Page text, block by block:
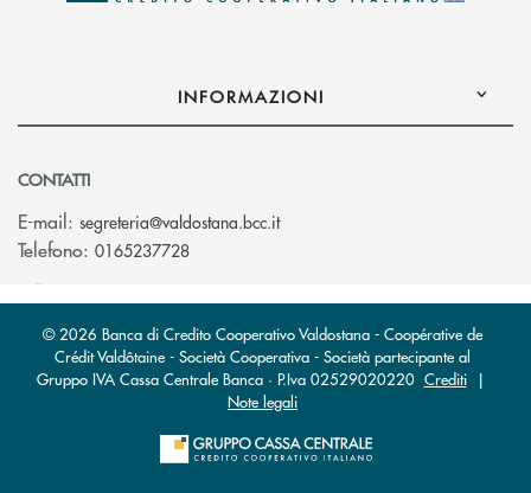
INFORMAZIONI
CONTATTI
E-mail: segreteria@valdostana.bcc.it(si apre l’app di posta
Telefono: 0165237728
© 2026 Banca di Credito Cooperativo Valdostana - Coopérative de
Crédit Valdôtaine - Società Cooperativa - Società partecipante al
Gruppo IVA Cassa Centrale Banca · P.Iva 02529020220 Crediti|
Note legali